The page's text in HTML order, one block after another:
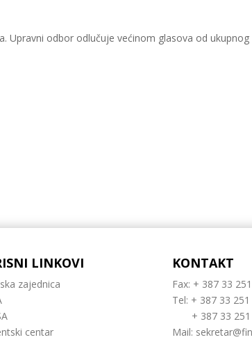
Upravni odbor odlučuje većinom glasova od
LINKOVI
zajednica
centar
KONTAKT
Fax: + 387 33
Tel: + 387 33 251
+ 387 33 251
Mail: